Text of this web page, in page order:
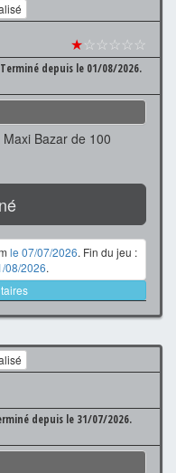
★☆☆☆☆☆
depuis le 01/08/2026.
Bazar de 100
le 07/07/2026. Fin du jeu :
08/2026.
depuis le 31/07/2026.